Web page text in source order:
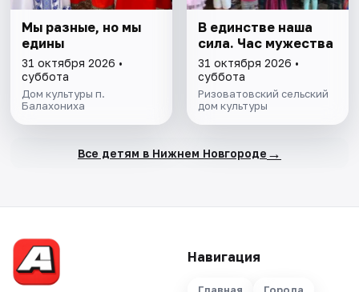
Мы разные, но мы
едины
31 октября 2026 •
суббота
Дом культуры п.
Балахониха
В единстве наша
сила. Час мужества
31 октября 2026 •
суббота
Ризоватовский сельский
дом культуры
Все детям в Нижнем Новгороде →
Навигация